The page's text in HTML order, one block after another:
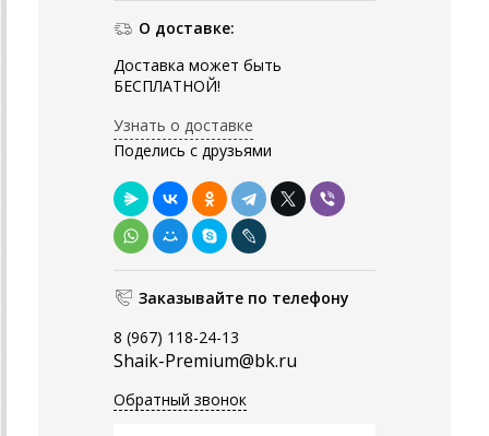
О доставке:
Доставка может быть
БЕСПЛАТНОЙ!
Узнать о доставке
Поделись с друзьями
Заказывайте по телефону
8 (967) 118-24-13
Shaik-Premium@bk.ru
Обратный звонок